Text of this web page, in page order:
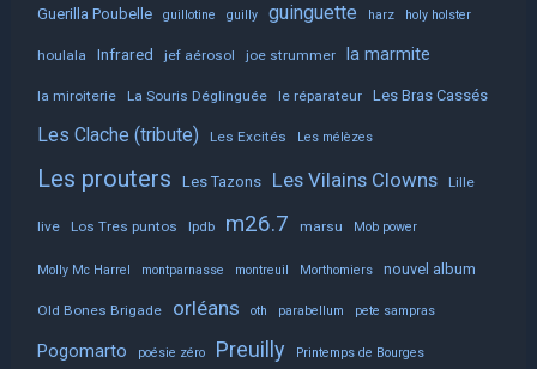
Guerilla Poubelle guillotine guilly guinguette harz holy holster
houlala Infrared jef aérosol joe strummer la marmite
la miroiterie La Souris Déglinguée le réparateur Les Bras Cassés
Les Clache (tribute) Les Excités Les mélèzes
Les prouters Les Tazons Les Vilains Clowns Lille
live Los Tres puntos lpdb m26.7 marsu Mob power
Molly Mc Harrel montparnasse montreuil Morthomiers nouvel album
Old Bones Brigade orléans oth parabellum pete sampras
Pogomarto poésie zéro Preuilly Printemps de Bourges